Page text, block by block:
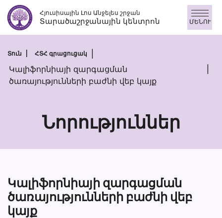
Անցնել
բովանդակությանըՀյուսիսային Լոս Անջելես շրջան
Տարածաշրջանային կենտրոն ՄԵՆՈՒ
Տուն ՀՏՀ գրացուցակ
Կալիֆորնիայի զարգացման
ծառայությունների բաժնի վեբ կայք
Նորություններ
Կալիֆորնիայի զարգացման
ծառայությունների բաժնի վեբ
կայք